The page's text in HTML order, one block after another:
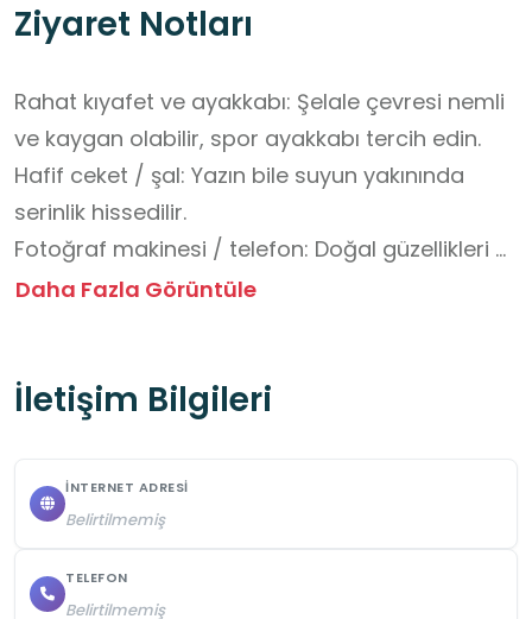
Ziyaret Notları
Rahat kıyafet ve ayakkabı: Şelale çevresi nemli
ve kaygan olabilir, spor ayakkabı tercih edin.
Hafif ceket / şal: Yazın bile suyun yakınında
serinlik hissedilir.
Fotoğraf makinesi / telefon: Doğal güzellikleri
ölümsüzleştirmek için.
Su ve atıştırmalık: Çevrede restoranlar var ama
Islanmaya dayanıklı çanta veya poşet: Şelale
Nakit para: Hediyelik eşyalar, defne sabunu
Daha Fazla Görüntüle
İletişim Bilgileri
İNTERNET ADRESI
Belirtilmemiş
TELEFON
Belirtilmemiş